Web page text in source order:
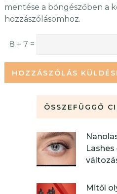
mentése a böngészőben a
hozzászólásomhoz.
8 + 7 =
ÖSSZEFÜGGŐ
Mitől